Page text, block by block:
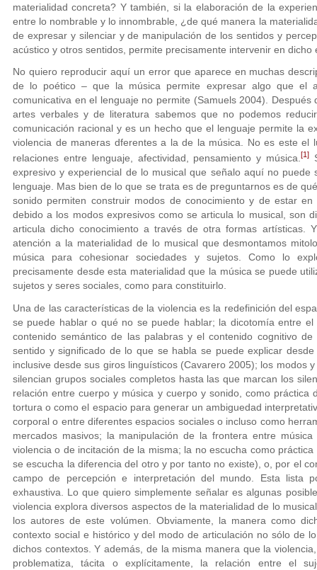
materialidad concreta? Y también, si la elaboración de la
entre lo nombrable y lo innombrable, ¿de qué manera la
de expresar y silenciar y de manipulación de los sentidos y
acústico y otros sentidos, permite precisamente intervenir en dicho
No quiero reproducir aquí un error que aparece en muchas
de lo poético – que la música permite expresar algo que el
comunicativa en el lenguaje no permite (Samuels 2004).
artes verbales y de literatura sabemos que no podemos
comunicación racional y es un hecho que el lenguaje permite la
violencia de maneras dferentes a la de la música. No es este el
relaciones entre lenguaje, afectividad, pensamiento y música. [1]
expresivo y experiencial de lo musical que señalo aquí no
lenguaje. Mas bien de lo que se trata es de preguntarnos es de
sonido permiten construir modos de conocimiento y de estar
debido a los modos expresivos como se articula lo musical, son
articula dicho conocimiento a través de otra formas artísticas.
atención a la materialidad de lo musical que desmontamos
música para cohesionar sociedades y sujetos. Como lo
precisamente desde esta materialidad que la música se puede
sujetos y seres sociales, como para constituirlo.
Una de las características de la violencia es la redefinición del
se puede hablar o qué no se puede hablar; la dicotomía entre
contenido semántico de las palabras y el contenido cognitivo
sentido y significado de lo que se habla se puede explicar
inclusive desde sus giros linguísticos (Cavarero 2005); los modos
silencian grupos sociales completos hasta las que marcan los
relación entre cuerpo y música y cuerpo y sonido, como práctica
tortura o como el espacio para generar un ambiguedad
corporal o entre diferentes espacios sociales o incluso como
mercados masivos; la manipulación de la frontera entre
violencia o de incitación de la misma; la no escucha como
se escucha la diferencia del otro y por tanto no existe), o, por el
campo de percepción e interpretación del mundo. Esta lista
exhaustiva. Lo que quiero simplemente señalar es algunas
violencia explora diversos aspectos de la materialidad de lo
los autores de este volúmen. Obviamente, la manera como
contexto social e histórico y del modo de articulación no sólo de
dichos contextos. Y además, de la misma manera que la
problematiza, tácita o explícitamente, la relación entre el